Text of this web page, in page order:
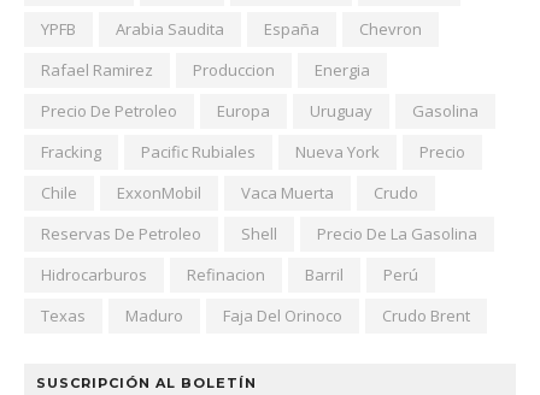
YPFB
Arabia Saudita España
Chevron
Rafael Ramirez
Produccion
Energia
Precio De Petroleo
Europa Uruguay
Gasolina
Fracking
Pacific Rubiales Nueva York
Precio
Chile
ExxonMobil Vaca Muerta
Crudo
Reservas De Petroleo
Shell
Precio De La Gasolina
Hidrocarburos
Refinacion Barril
Perú
Texas
Maduro Faja Del Orinoco Crudo Brent
SUSCRIPCIÓN AL BOLETÍN